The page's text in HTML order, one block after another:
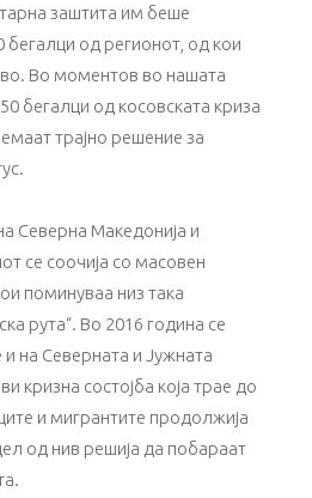
заштита им беше
бегалци од регионот, од кои
Во моментов во нашата
бегалци од косовската криза
трајно решение за
Северна Македонија и
се соочија со масовен
поминуваа низ така
рута“. Во 2016 година се
и на Северната и Јужната
кризна состојба која трае до
и мигрантите продолжија
од нив решија да побараат